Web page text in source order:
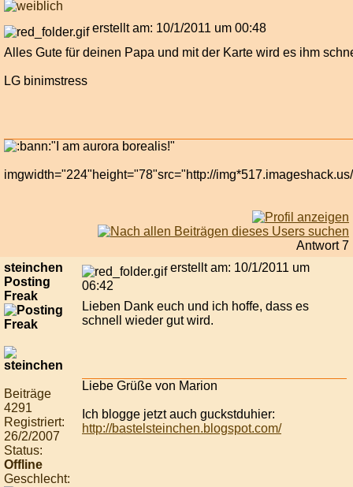
erstellt am: 10/1/2011 um 00:48
Alles Gute für deinen Papa und mit der Karte wird es ihm
LG binimstress
"I am aurora borealis!"
imgwidth="224"height="78"src="http://
Antwort 7
steinchen
Posting
Freak
Beiträge
4291
Registriert:
26/2/2007
Status:
Offline
Geschlecht:
erstellt am: 10/1/2011 um
06:42
Lieben Dank euch und ich hoffe, dass es
schnell wieder gut wird.
Liebe Grüße von Marion
Ich blogge jetzt auch guckstduhier:
http://bastelsteinchen.blogspot.com/